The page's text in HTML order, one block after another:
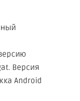
Версия
Android